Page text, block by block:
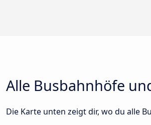
Alle Busbahnhöfe
Die Karte unten zeigt dir, wo du alle